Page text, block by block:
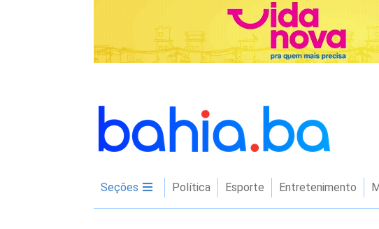
Seções Política Esporte Entretenimento